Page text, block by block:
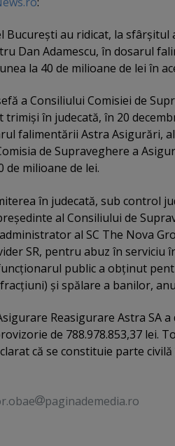
Bucureşti au ridicat, la
Dan Adamescu, în dosarul
la 40 de milioane de lei în
a Consiliului Comisiei de
trimişi în judecată, în 20
falimentării Astra Asigurări,
de Supraveghere a
de milioane de lei.
în judecată, sub control
al Consiliului de
al SC The Nova
SR, pentru abuz în serviciu
public a obţinut
şi spălare a banilor,
Reasigurare Astra SA
de 788.978.853,37 lei.
că se constituie parte
paginademedia.ro